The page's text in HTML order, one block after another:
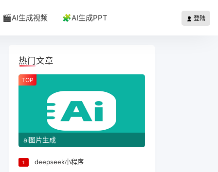
🎬AI生成视频 🧩AI生成PPT 登陆
热门文章
TOP
ai图片生成
1 deepseek小程序